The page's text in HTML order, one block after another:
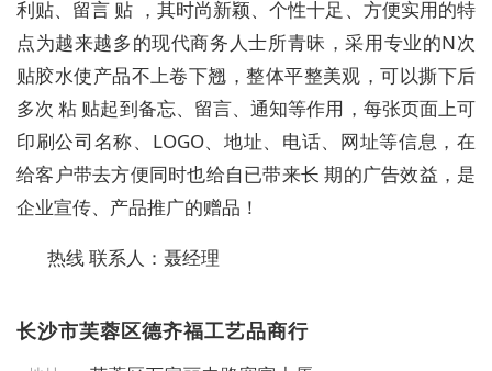
利贴、留言 贴 ，其时尚新颖、个性十足、方便实用的特
点为越来越多的现代商务人士所青昧，采用专业的N次
贴胶水使产品不上卷下翘，整体平整美观，可以撕下后
多次 粘 贴起到备忘、留言、通知等作用，每张页面上可
印刷公司名称、LOGO、地址、电话、网址等信息，在
给客户带去方便同时也给自已带来长 期的广告效益，是
企业宣传、产品推广的赠品！
热线 联系人：聂经理
长沙市芙蓉区德齐福工艺品商行